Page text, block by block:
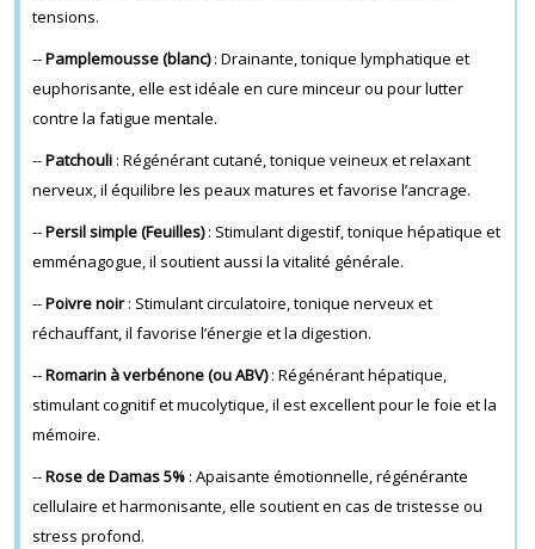
tensions.
--Pamplemousse(blanc): Drainante, tonique lymphatique et
euphorisante, elle est idéale en cure minceur ou pour lutter
contre la fatigue mentale.
--Patchouli : Régénérant cutané, tonique veineux et relaxant
nerveux, il équilibre les peaux matures et favorise l’ancrage.
--Persil simple (Feuilles): Stimulant digestif, tonique hépatique et
emménagogue, il soutient aussi la vitalité générale.
--Poivre noir: Stimulant circulatoire, tonique nerveux et
réchauffant, il favorise l’énergie et la digestion.
--Romarin à verbénone (ou ABV): Régénérant hépatique,
stimulant cognitif et mucolytique, il est excellent pour le foie et la
mémoire.
--Rose de Damas 5% : Apaisante émotionnelle, régénérante
cellulaire et harmonisante, elle soutient en cas de tristesse ou
stress profond.